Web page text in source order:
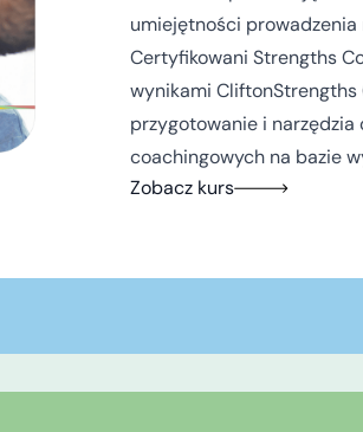
umiejętności
Certyfikowani Strengths
wynikami
przygotowanie i
coachingowych na bazie
Zobacz kurs